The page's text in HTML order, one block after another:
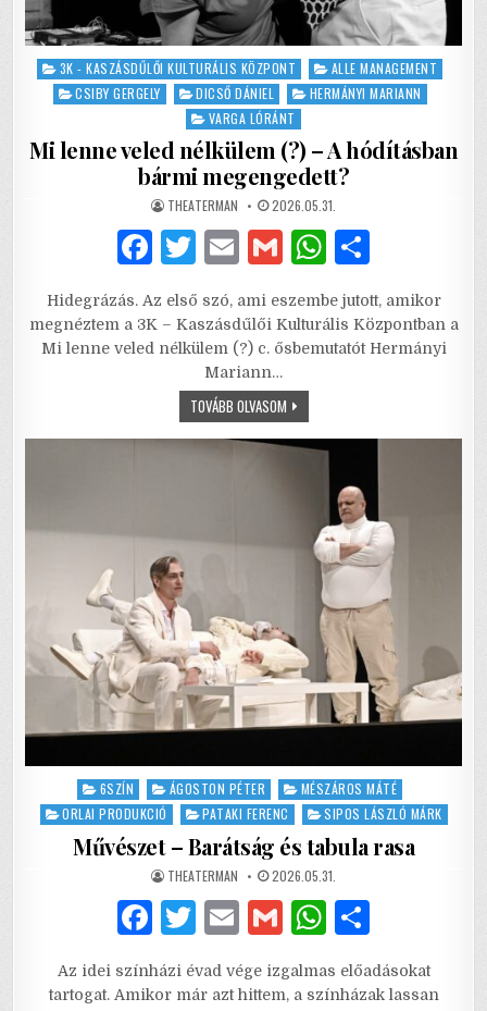
Posted
3K - KASZÁSDŰLŐI KULTURÁLIS KÖZPONT
ALLE MANAGEMENT
CSIBY GERGELY
DICSŐ DÁNIEL
HERMÁNYI MARIANN
VARGA LÓRÁNT
Mi lenne veled nélkülem (?) – A hódításban
bármi megengedett?
AUTHOR:
THEATERMAN PUBLISHED
DATE:
2026.05.31.
F
c
e
b
o
T
it
te
r
E
ai
l
G
ai
l
W
at
s
ar
e
Hidegrázás. Az első szó, ami eszembe jutott, amikor
megnéztem a 3K – Kaszásdűlői Kulturális Központban a
Mi lenne veled nélkülem (?) c. ősbemutatót Hermányi
Mariann…
TOVÁBB OLVASOMMI
LENNE
NÉLKÜLEM
HÓDÍTÁSBAN
MEGENGEDETT?
Posted
in
6SZÍN ÁGOSTON PÉTER
MÉSZÁROS MÁTÉ
ORLAI PRODUKCIÓ
PATAKI FERENC SIPOS LÁSZLÓ MÁRK
Művészet – Barátság és tabula rasa
AUTHOR:
THEATERMAN PUBLISHED
DATE:
2026.05.31.
F
c
T
it
E
ai
G
ai
W
at ar
Az idei színházi évad vége izgalmas előadásokat
tartogat. Amikor már azt hittem, a színházak lassan